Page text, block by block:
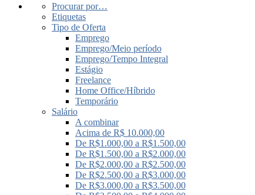
Procurar por…
Etiquetas
Tipo de Oferta
Emprego
Emprego/Meio período
Emprego/Tempo Integral
Estágio
Freelance
Home Office/Híbrido
Temporário
Salário
A combinar
Acima de R$ 10.000,00
De R$1.000,00 a R$1.500,00
De R$1.500,00 a R$2.000,00
De R$2.000,00 a R$2.500,00
De R$2.500,00 a R$3.000,00
De R$3.000,00 a R$3.500,00